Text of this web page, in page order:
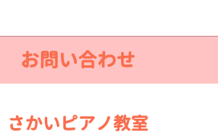
お問い合わせ
さかいピアノ教室